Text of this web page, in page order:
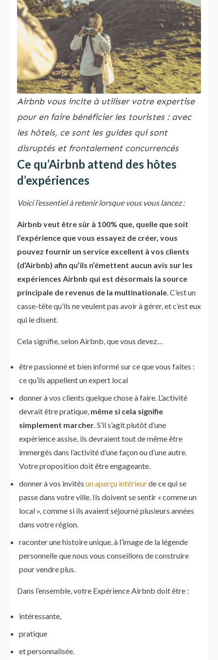
Airbnb vous incite à utiliser votre expertise
pour en faire bénéficier les touristes : avec
les hôtels, ce sont les guides qui sont
disruptés et frontalement concurrencés
Ce qu’Airbnb attend des hôtes
d’expériences
Voici l’essentiel à retenir lorsque vous vous lancez :
Airbnb veut être sûr à 100% que, quelle que soit
l’expérience que vous essayez de créer, vous
pouvez fournir un service excellent à vos clients
(d’Airbnb) afin qu’ils n’émettent aucun avis sur les
expériences Airbnb qui est désormais la source
principale de revenus de la multinationale. C’est un
casse-tête qu’ils ne veulent pas avoir à gérer, et c’est eux
qui le disent.
Cela signifie, selon Airbnb, que vous devez…
être passionné et bien informé sur ce que vous faites :
ce qu’ils appellent un expert local
donner à vos clients quelque chose à faire. L’activité
devrait être pratique, même si cela signifie
simplement marcher. S’il s’agit plutôt d’une
expérience assise, ils devraient tout de même être
immergés dans l’activité d’une façon ou d’une autre.
Votre proposition doit être engageante.
donner à vos invités un aperçu intérieurde ce qui se
passe dans votre ville. Ils doivent se sentir « comme un
local », comme si ils avaient séjourné plusieurs années
dans votre région.
raconter une histoire unique, à l’image de la légende
personnelle que nous vous conseillons de construire
pour vendre plus.
Dans l’ensemble, votre Expérience Airbnb doit être :
intéressante,
pratique
et personnalisée.